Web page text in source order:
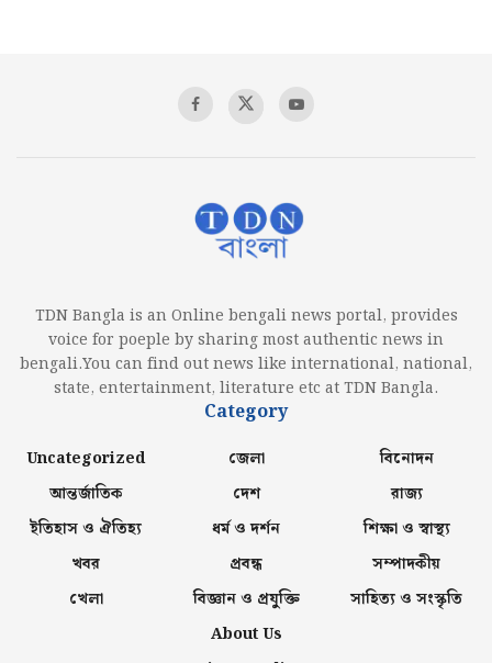
TDN Bangla is an Online bengali news portal, provides
voice for poeple by sharing most authentic news in
bengali.You can find out news like international, national,
state, entertainment, literature etc at TDN Bangla.
Category
Uncategorized
আন্তর্জাতিক
ইতিহাস ও ঐতিহ্য
খবর
খেলা
জেলা
দেশ
ধর্ম ও দর্শন
প্রবন্ধ
বিজ্ঞান ও প্রযুক্তি
বিনোদন
রাজ্য
শিক্ষা ও স্বাস্থ্য
সম্পাদকীয়
সাহিত্য ও সংস্কৃতি
About Us